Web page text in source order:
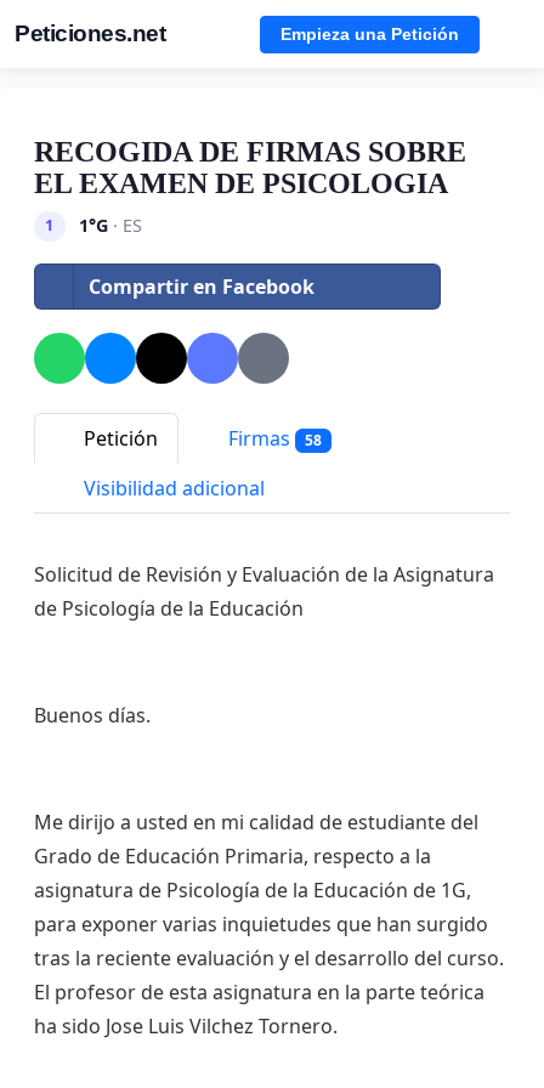
Peticiones.net Empieza una Petición
RECOGIDA DE FIRMAS SOBRE
EL EXAMEN DE PSICOLOGIA
1 1°G· ES
Compartir en Facebook
Petición Firmas 58
Visibilidad adicional
Solicitud de Revisión y Evaluación de la Asignatura
de Psicología de la Educación
Buenos días.
Me dirijo a usted en mi calidad de estudiante del
Grado de Educación Primaria, respecto a la
asignatura de Psicología de la Educación de 1G,
para exponer varias inquietudes que han surgido
tras la reciente evaluación y el desarrollo del curso.
El profesor de esta asignatura en la parte teórica
ha sido Jose Luis Vilchez Tornero.